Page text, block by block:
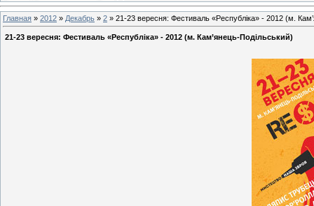
Главная » 2012 » Декабрь » 2 » 21-23 вересня: Фестиваль «Республіка» - 2012 (м.
21-23 вересня: Фестиваль «Республіка» - 2012 (м. Кам’янець-Подільський)